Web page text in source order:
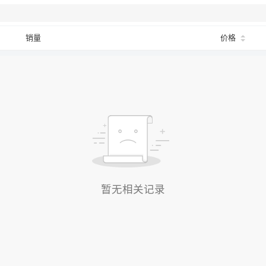
销量 价格
暂无相关记录